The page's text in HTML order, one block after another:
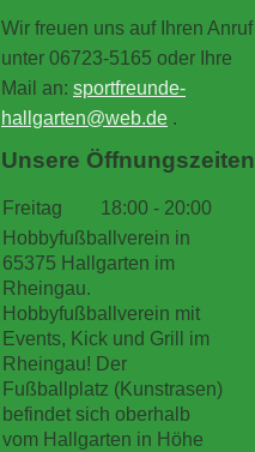
Wir freuen uns auf Ihren Anruf
unter 06723-5165 oder Ihre
Mail an: sportfreunde-
hallgarten@web.de .
Unsere Öffnungszeiten
Freitag 18:00 - 20:00
Hobbyfußballverein in
65375 Hallgarten im
Rheingau.
Hobbyfußballverein mit
Events, Kick und Grill im
Rheingau! Der
Fußballplatz (Kunstrasen)
befindet sich oberhalb
vom Hallgarten in Höhe